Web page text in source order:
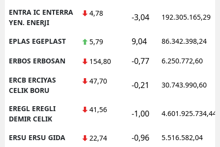
ENTRA IC ENTERRA
YEN. ENERJI
4,78 -3,04 192.305.165,29
EPLAS EGEPLAST 5,79 9,04 86.342.398,24
ERBOS ERBOSAN 154,80 -0,77 6.250.772,60
ERCB ERCIYAS
CELIK BORU
47,70 -0,21 30.743.990,60
EREGL EREGLI
DEMIR CELIK
41,56 -1,00 4.601.925.734,44
ERSU ERSU GIDA 22,74 -0,96 5.516.582,04